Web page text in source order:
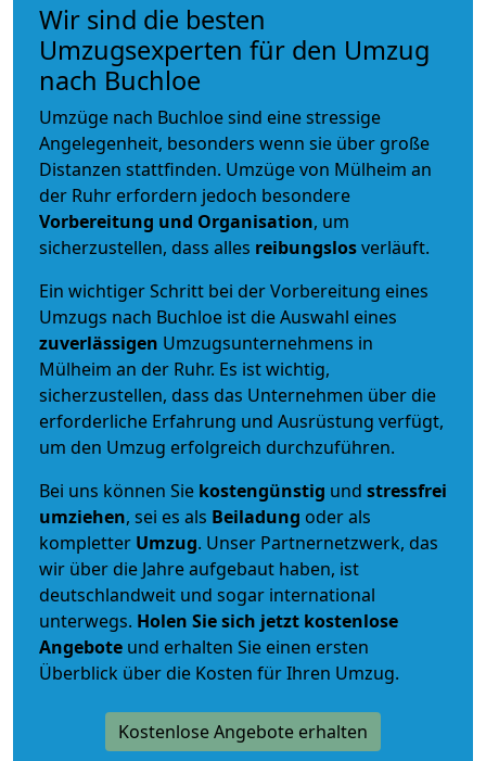
Wir sind die besten
Umzugsexperten für den Umzug
nach Buchloe
Umzüge nach Buchloe sind eine stressige
Angelegenheit, besonders wenn sie über große
Distanzen stattfinden. Umzüge von Mülheim an
der Ruhr erfordern jedoch besondere
Vorbereitung und Organisation, um
sicherzustellen, dass alles reibungslosverläuft.
Ein wichtiger Schritt bei der Vorbereitung eines
Umzugs nach Buchloe ist die Auswahl eines
zuverlässigen Umzugsunternehmens in
Mülheim an der Ruhr. Es ist wichtig,
sicherzustellen, dass das Unternehmen über die
erforderliche Erfahrung und Ausrüstung verfügt,
um den Umzug erfolgreich durchzuführen.
Bei uns können Sie kostengünstig und stressfrei
umziehen, sei es als Beiladung oder als
kompletter Umzug. Unser Partnernetzwerk, das
wir über die Jahre aufgebaut haben, ist
deutschlandweit und sogar international
unterwegs. Holen Sie sich jetzt kostenlose
Angebote und erhalten Sie einen ersten
Überblick über die Kosten für Ihren Umzug.
Kostenlose Angebote erhalten